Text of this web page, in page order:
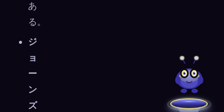
あ
る。
ジ
ョ
ー
ン
ズ